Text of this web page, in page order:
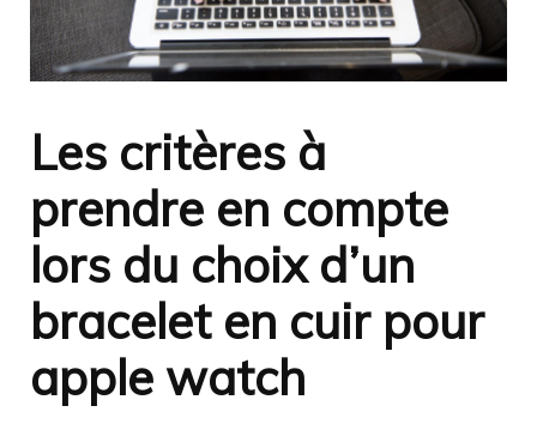
Les critères à
prendre en compte
lors du choix d’un
bracelet en cuir pour
apple watch